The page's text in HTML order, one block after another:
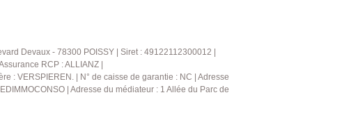
Devaux - 78300 POISSY | Siret : 49122112300012 |
RCP : ALLIANZ |
: VERSPIEREN. | N° de caisse de garantie : NC | Adresse
| Adresse du médiateur : 1 Allée du Parc de